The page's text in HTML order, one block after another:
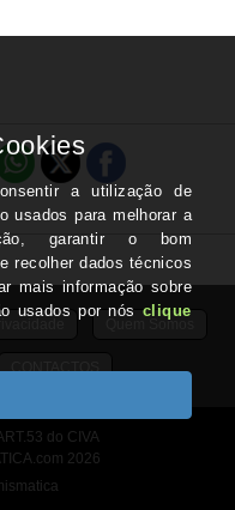
Quem Somos
CONTACTOS
do CIVA
2026